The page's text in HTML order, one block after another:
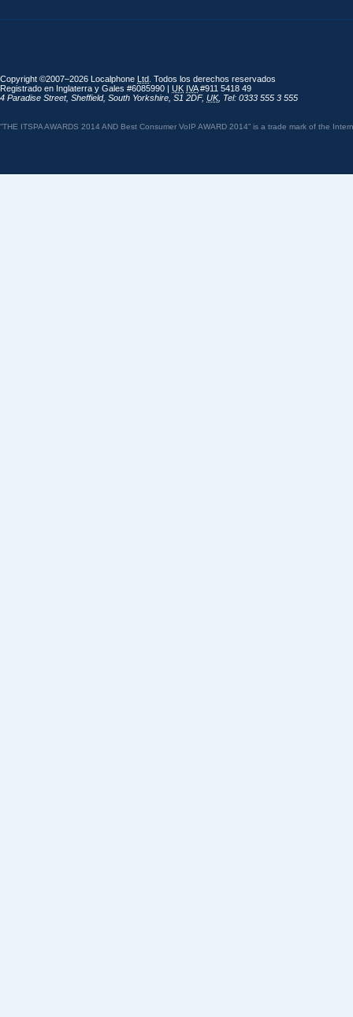
Copyright ©2007–2026 Localphone Ltd . Todos los derechos reservados
Registrado en Inglaterra y Gales #6085990 | UK IVA#911 5418 49
4 Paradise Street, Sheffield, South Yorkshire S1 2DF, UK, Tel: 0333 555 3 555
“THE ITSPA AWARDS 2014 AND Best Consumer VoIP AWARD 2014” is a trade mark of the